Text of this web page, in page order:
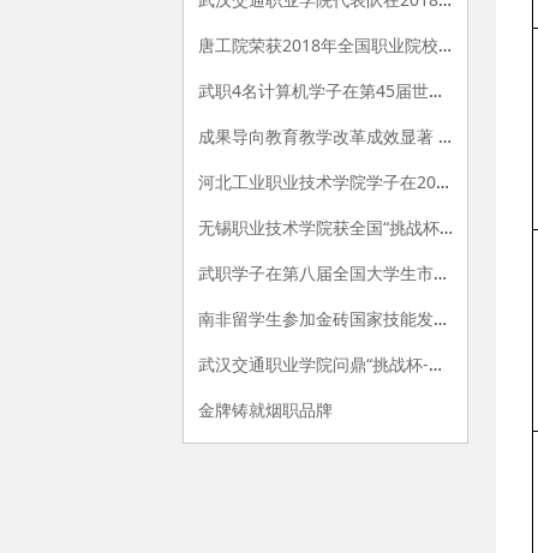
唐工院荣获2018年全国职业院校技能大赛高职组工业机器人技术应用赛项一等奖
武职4名计算机学子在第45届世界技能大赛湖北省选拔赛中获佳绩
成果导向教育教学改革成效显著 全国职业院校技能选拔赛连续三年晋级数量第一
河北工业职业技术学院学子在2018年“挑战杯——彩虹人生”全国职业学校创新创效创业大赛决赛荣获特等奖
无锡职业技术学院获全国“挑战杯——彩虹人生”决赛特等奖
武职学子在第八届全国大学生市场调查与分析大赛总决赛中摘金夺银
南非留学生参加金砖国家技能发展与技术创新大赛获奖
武汉交通职业学院问鼎“挑战杯-彩虹人生”全国职业院校创新创效创业大赛特等奖
金牌铸就烟职品牌